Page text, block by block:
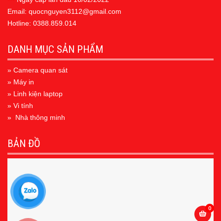
Email: quocnguyen3112@gmail.com
Hotline: 0388.859.014
DANH MỤC SẢN PHẨM
» Camera quan sát
» Máy in
» Linh kiện laptop
» Vi tính
» Nhà thông minh
BẢN ĐỒ
0